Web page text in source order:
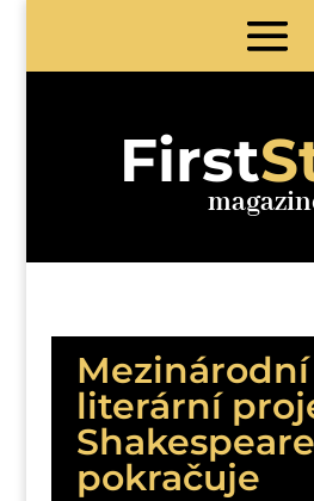
First
Mezinárodní
literární
pokračuje